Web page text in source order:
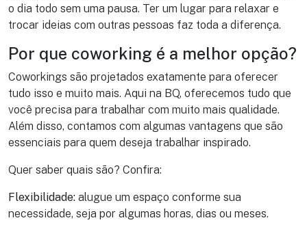
o dia todo sem uma pausa. Ter um lugar para relaxar e
trocar ideias com outras pessoas faz toda a diferença.
Por que coworking é a melhor opção?
Coworkings são projetados exatamente para oferecer
tudo isso e muito mais. Aqui na BQ, oferecemos tudo que
você precisa para trabalhar com muito mais qualidade.
Além disso, contamos com algumas vantagens que são
essenciais para quem deseja trabalhar inspirado.
Quer saber quais são? Confira:
Flexibilidade: alugue um espaço conforme sua
necessidade, seja por algumas horas, dias ou meses.